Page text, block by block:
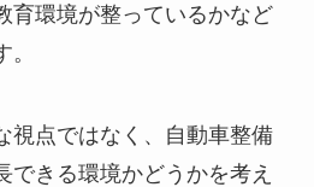
育環境が整っているかなど
視点ではなく、自動車整備
できる環境かどうかを考え